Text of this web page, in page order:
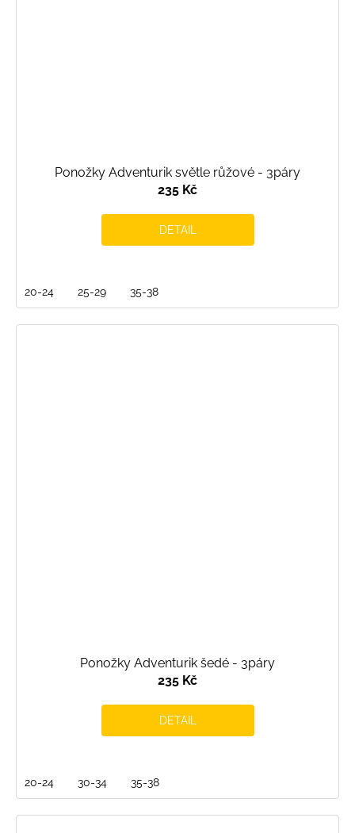
Ponožky Adventurik světle růžové - 3páry
235 Kč
DETAIL
20-24 25-29 35-38
Ponožky Adventurik šedé - 3páry
235 Kč
DETAIL
20-24 30-34 35-38